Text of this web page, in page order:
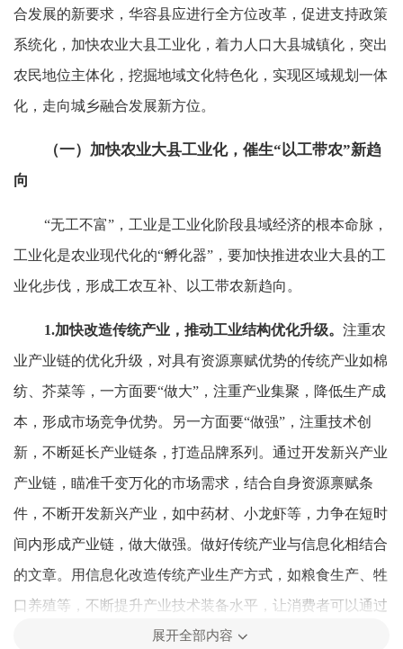
合发展的新要求，华容县应进行全方位改革，促进支持政策
系统化，加快农业大县工业化，着力人口大县城镇化，突出
农民地位主体化，挖掘地域文化特色化，实现区域规划一体
化，走向城乡融合发展新方位。
（一）加快农业大县工业化，催生“以工带农”新趋
向
“无工不富”，工业是工业化阶段县域经济的根本命脉，
工业化是农业现代化的“孵化器”，要加快推进农业大县的工
业化步伐，形成工农互补、以工带农新趋向。
1.加快改造传统产业，推动工业结构优化升级。 注重农
业产业链的优化升级，对具有资源禀赋优势的传统产业如棉
纺、芥菜等，一方面要“做大”，注重产业集聚，降低生产成
本，形成市场竞争优势。另一方面要“做强”，注重技术创
新，不断延长产业链条，打造品牌系列。通过开发新兴产业
产业链，瞄准千变万化的市场需求，结合自身资源禀赋条
件，不断开发新兴产业，如中药材、小龙虾等，力争在短时
间内形成产业链，做大做强。做好传统产业与信息化相结合
的文章。用信息化改造传统产业生产方式，如粮食生产、牲
口养殖等，不断提升产业技术装备水平，让消费者可以通过
互联网追踪粮食生产、牲口养殖等的过程和时间，提高传统
展开全部内容